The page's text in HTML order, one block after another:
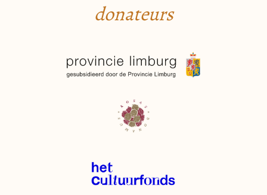
donateurs